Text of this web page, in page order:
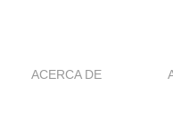
ACERCA DE